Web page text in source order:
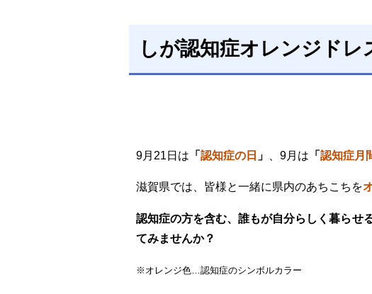
しが認知症オレンジド
9月21日は 「 認知症の日 」 、9月は 「 認知症月
滋賀県では、皆様と一緒に県内のあちこちを
認知症の方を含む、誰もが自分らしく暮らせ
てみませんか？
※オレンジ色…認知症のシンボルカラー